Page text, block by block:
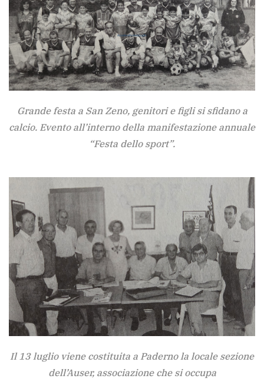
Grande festa a San Zeno, genitori e figli si sfidano a
calcio. Evento all’interno della manifestazione annuale
“Festa dello sport”.
Il 13 luglio viene costituita a Paderno la locale sezione
dell’Auser, associazione che si occupa